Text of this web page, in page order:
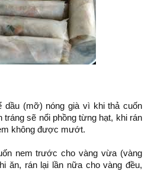
dầu (mỡ) nóng già vì khi thả cuốn
tráng sẽ nổi phồng từng hạt, khi rán
không được mướt.
nem trước cho vàng vừa (vàng
ăn, rán lại lần nữa cho vàng đều,